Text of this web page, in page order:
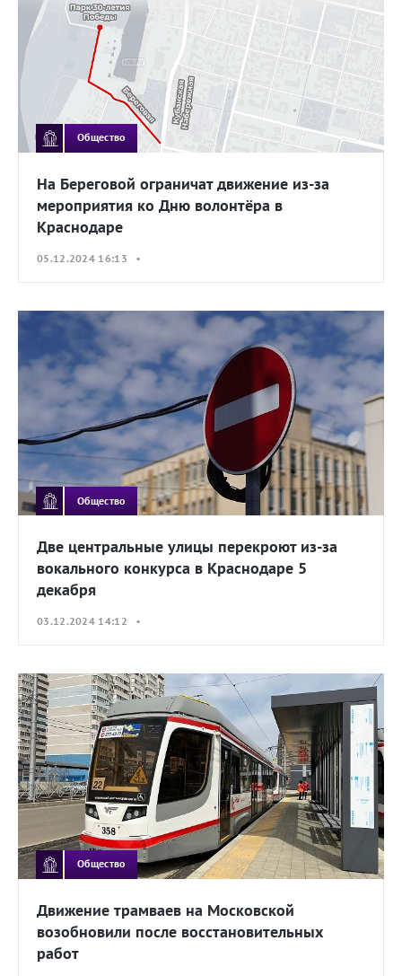
Общество
На Береговой ограничат движение из-за
мероприятия ко Дню волонтёра в
Краснодаре
05.12.2024 16:13 •
Общество
Две центральные улицы перекроют из-за
вокального конкурса в Краснодаре 5
декабря
03.12.2024 14:12 •
Общество
Движение трамваев на Московской
возобновили после восстановительных
работ